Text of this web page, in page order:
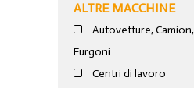
ALTRE MACCHINE
Autovetture, Camion,
Furgoni
Centri di lavoro